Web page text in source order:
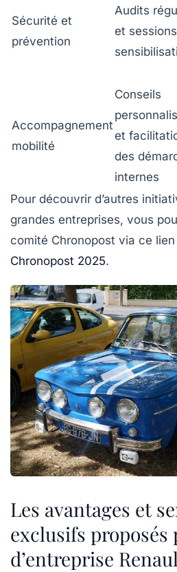
Sécurité et
prévention
Audits
et
Accompagnement
mobilité
Conseils
et
des
internes
Pour découvrir d’autres
grandes entreprises, vous
comité Chronopost via ce lien
Chronopost 2025.
Les avantages et
exclusifs proposés
d’entreprise